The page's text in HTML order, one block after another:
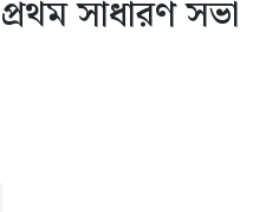
সাধারণ সভা